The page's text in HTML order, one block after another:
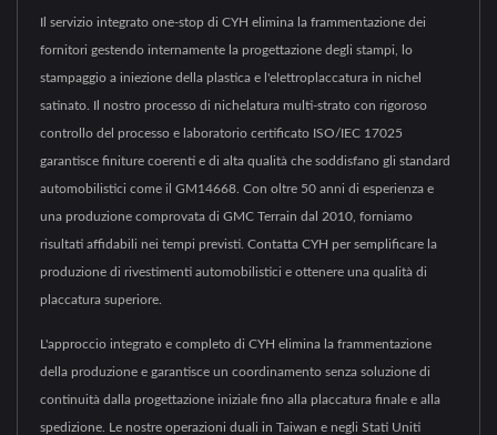
Il servizio integrato one-stop di CYH elimina la frammentazione dei
fornitori gestendo internamente la progettazione degli stampi, lo
stampaggio a iniezione della plastica e l'elettroplaccatura in nichel
satinato. Il nostro processo di nichelatura multi-strato con rigoroso
controllo del processo e laboratorio certificato ISO/IEC 17025
garantisce finiture coerenti e di alta qualità che soddisfano gli standard
automobilistici come il GM14668. Con oltre 50 anni di esperienza e
una produzione comprovata di GMC Terrain dal 2010, forniamo
risultati affidabili nei tempi previsti. Contatta CYH per semplificare la
produzione di rivestimenti automobilistici e ottenere una qualità di
placcatura superiore.
L'approccio integrato e completo di CYH elimina la frammentazione
della produzione e garantisce un coordinamento senza soluzione di
continuità dalla progettazione iniziale fino alla placcatura finale e alla
spedizione. Le nostre operazioni duali in Taiwan e negli Stati Uniti